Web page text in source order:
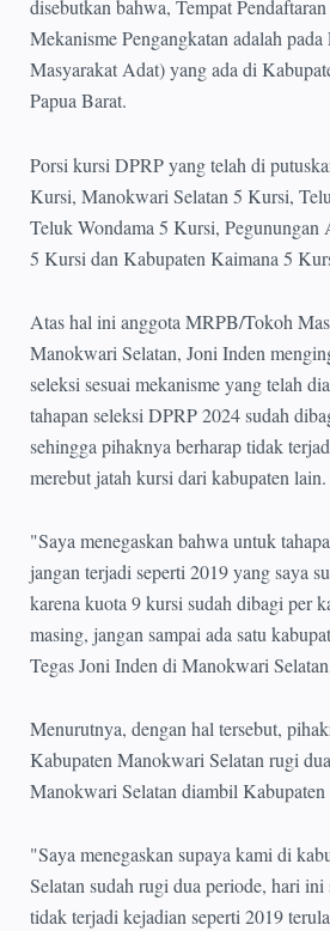
disebutkan bahwa, Tempat
Mekanisme Pengangkatan adalah
Masyarakat Adat) yang ada di
Papua Barat.
Porsi kursi DPRP yang telah di
Kursi, Manokwari Selatan 5 Kursi,
Teluk Wondama 5 Kursi,
5 Kursi dan Kabupaten Kaimana 5
Atas hal ini anggota MRPB/Tokoh
Manokwari Selatan, Joni Inden
seleksi sesuai mekanisme yang telah
tahapan seleksi DPRP 2024 sudah
sehingga pihaknya berharap tidak
merebut jatah kursi dari kabupaten lain.
"Saya menegaskan bahwa untuk
jangan terjadi seperti 2019 yang saya
karena kuota 9 kursi sudah dibagi per
masing, jangan sampai ada satu
Tegas Joni Inden di Manokwari
Menurutnya, dengan hal tersebut,
Kabupaten Manokwari Selatan rugi
Manokwari Selatan diambil Kabupaten
"Saya menegaskan supaya kami di
Selatan sudah rugi dua periode, hari ini
tidak terjadi kejadian seperti 2019